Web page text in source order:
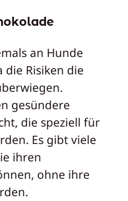
an Hunde
Risiken die
gesündere
die speziell für
Es gibt viele
ihren
ohne ihre